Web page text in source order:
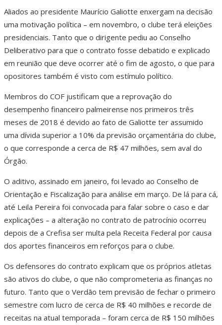
Aliados ao presidente Maurício Galiotte enxergam na decisão
uma motivação política – em novembro, o clube terá eleições
presidenciais. Tanto que o dirigente pediu ao Conselho
Deliberativo para que o contrato fosse debatido e explicado
em reunião que deve ocorrer até o fim de agosto, o que para
opositores também é visto com estímulo político.
Membros do COF justificam que a reprovação do
desempenho financeiro palmeirense nos primeiros três
meses de 2018 é devido ao fato de Galiotte ter assumido
uma dívida superior a 10% da previsão orçamentária do clube,
o que corresponde a cerca de R$ 47 milhões, sem aval do
Órgão.
O aditivo, assinado em janeiro, foi levado ao Conselho de
Orientação e Fiscalização para análise em março. De lá para cá,
até Leila Pereira foi convocada para falar sobre o caso e dar
explicações – a alteração no contrato de patrocínio ocorreu
depois de a Crefisa ser multa pela Receita Federal por causa
dos aportes financeiros em reforços para o clube.
Os defensores do contrato explicam que os próprios atletas
são ativos do clube, o que não comprometeria as finanças no
futuro. Tanto que o Verdão tem previsão de fechar o primeiro
semestre com lucro de cerca de R$ 40 milhões e recorde de
receitas na atual temporada – foram cerca de R$ 150 milhões